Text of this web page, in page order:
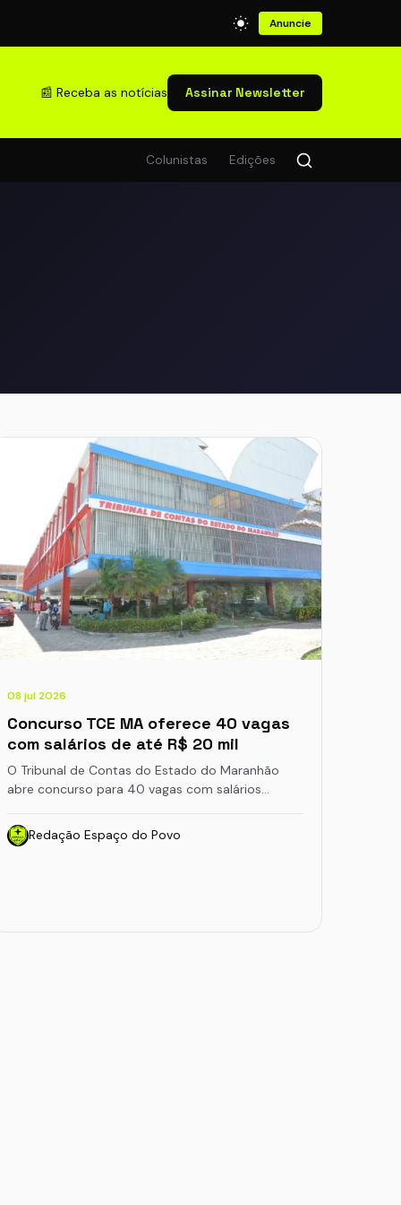
Anuncie
📰 Receba as notícias Assinar Newsletter
Colunistas Edições
08 jul 2026
Concurso TCE MA oferece 40 vagas
com salários de até R$ 20 mil
O Tribunal de Contas do Estado do Maranhão
abre concurso para 40 vagas com salários…
Redação Espaço do Povo